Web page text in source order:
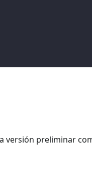
versión preliminar